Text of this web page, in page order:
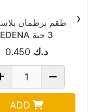
طقم برطمان
3 حبة EDENA
د.ك 0.450
ADD
‹